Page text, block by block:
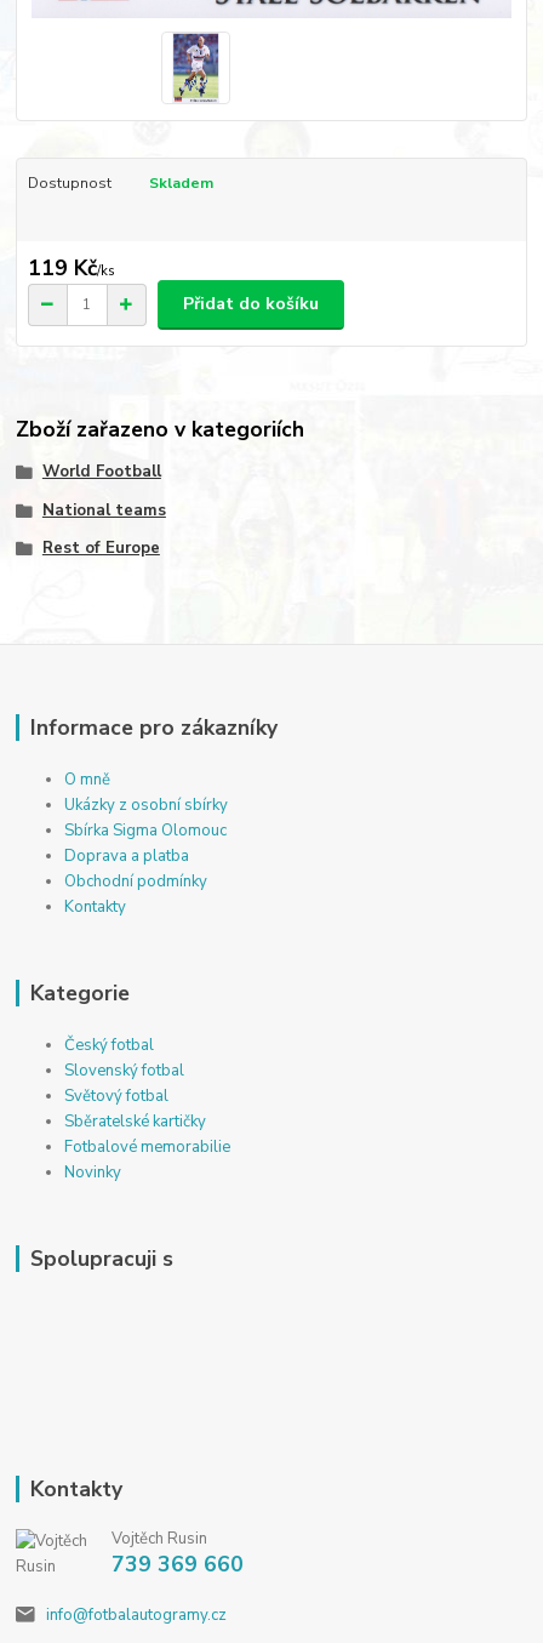
Dostupnost Skladem
119 Kč/ks
Přidat do košíku
Zboží zařazeno v kategoriích
World Football
National teams
Rest of Europe
Informace pro zákazníky
O mně
Ukázky z osobní sbírky
Sbírka Sigma Olomouc
Doprava a platba
Obchodní podmínky
Kontakty
Kategorie
Český fotbal
Slovenský fotbal
Světový fotbal
Sběratelské kartičky
Fotbalové memorabilie
Novinky
Spolupracuji s
Kontakty
Vojtěch Rusin
739 369 660
info@fotbalautogramy.cz